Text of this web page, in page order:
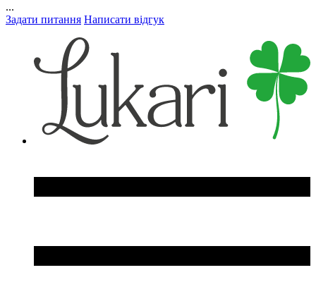
...
Задати питання Написати відгук